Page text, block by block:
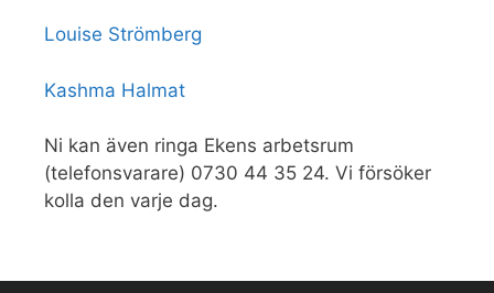
Louise Strömberg
Kashma Halmat
Ni kan även ringa Ekens arbetsrum
(telefonsvarare) 0730 44 35 24. Vi försöker
kolla den varje dag.